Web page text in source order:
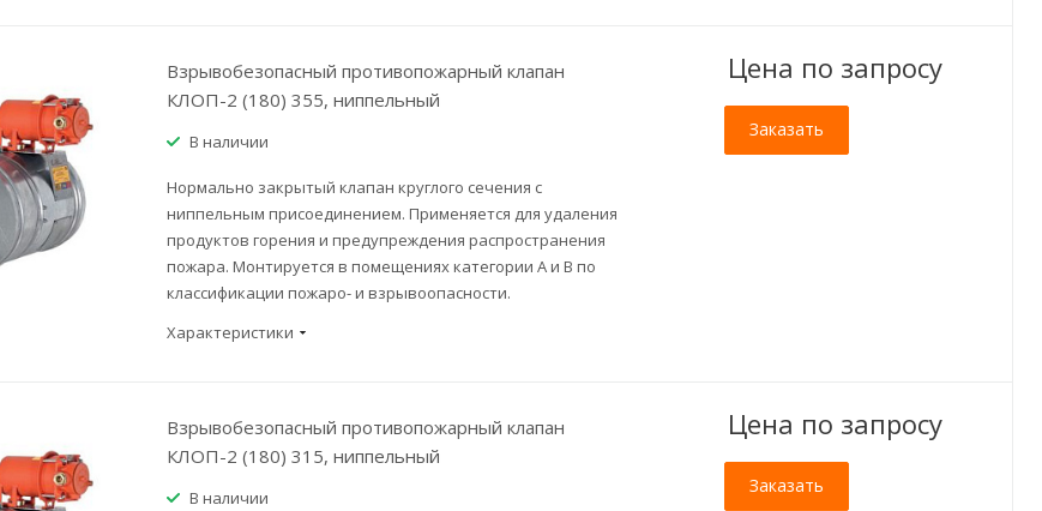
Взрывобезопасный противопожарный клапан
КЛОП-2 (180) 355, ниппельный
В наличии
Нормально закрытый клапан круглого сечения с
ниппельным присоединением. Применяется для удаления
продуктов горения и предупреждения распространения
пожара. Монтируется в помещениях категории A и B по
классификации пожаро- и взрывоопасности.
Характеристики
Цена по запросу
Заказать
Взрывобезопасный противопожарный клапан
КЛОП-2 (180) 315, ниппельный
В наличии
Цена по запросу
Заказать